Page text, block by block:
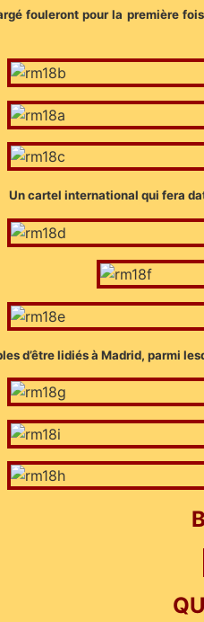
fouleront pour la première
Un cartel international qui fera
d’être lidiés à Madrid, parmi